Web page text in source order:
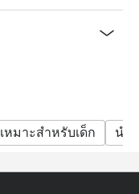
เหมาะสำหรับเด็ก นำ